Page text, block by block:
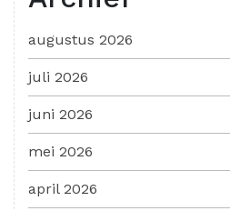
augustus 2026
juli 2026
juni 2026
mei 2026
april 2026